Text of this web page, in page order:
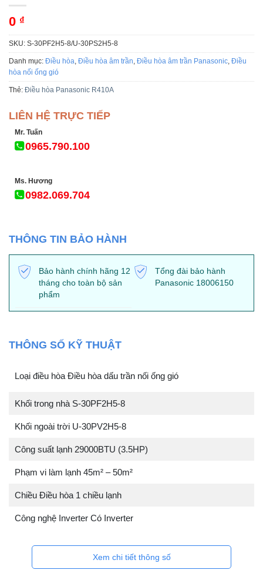
0 ₫
SKU: S-30PF2H5-8/U-30PS2H5-8
Danh mục: Điều hòa, Điều hòa âm trần, Điều hòa âm trần Panasonic, Điều
hòa nối ống gió
Thẻ: Điều hòa Panasonic R410A
LIÊN HỆ TRỰC TIẾP
Mr. Tuấn
0965.790.100
Ms. Hương
0982.069.704
THÔNG TIN BẢO HÀNH
Bảo hành chính hãng 12
tháng cho toàn bộ sản
phẩm
Tổng đài bảo hành
Panasonic 18006150
THÔNG SỐ KỸ THUẬT
Loại điều hòa Điều hòa dấu trần nối ống gió
Khối trong nhà S-30PF2H5-8
Khối ngoài trời U-30PV2H5-8
Công suất lạnh 29000BTU (3.5HP)
Phạm vi làm lạnh 45m² – 50m²
Chiều Điều hòa 1 chiều lạnh
Công nghệ Inverter Có Inverter
Xem chi tiết thông số